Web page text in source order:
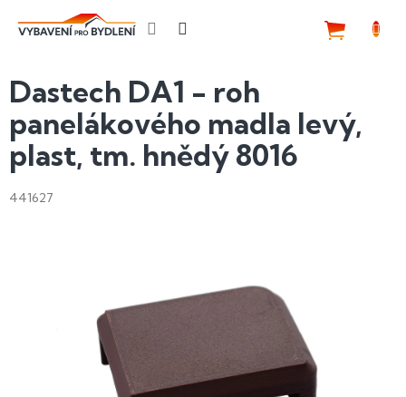
Dastech DA1 - roh
panelákového madla levý,
plast, tm. hnědý 8016
441627